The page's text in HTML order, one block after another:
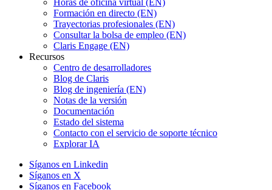
Horas de oficina virtual (EN)
Formación en directo (EN)
Trayectorias profesionales (EN)
Consultar la bolsa de empleo (EN)
Claris Engage (EN)
Recursos
Centro de desarrolladores
Blog de Claris
Blog de ingeniería (EN)
Notas de la versión
Documentación
Estado del sistema
Contacto con el servicio de soporte técnico
Explorar IA
Síganos en Linkedin
Síganos en X
Síganos en Facebook